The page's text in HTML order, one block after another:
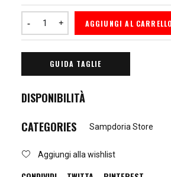
AGGIUNGI AL CARRELLO
GUIDA TAGLIE
DISPONIBILITÀ
CATEGORIES Sampdoria Store
Aggiungi alla wishlist